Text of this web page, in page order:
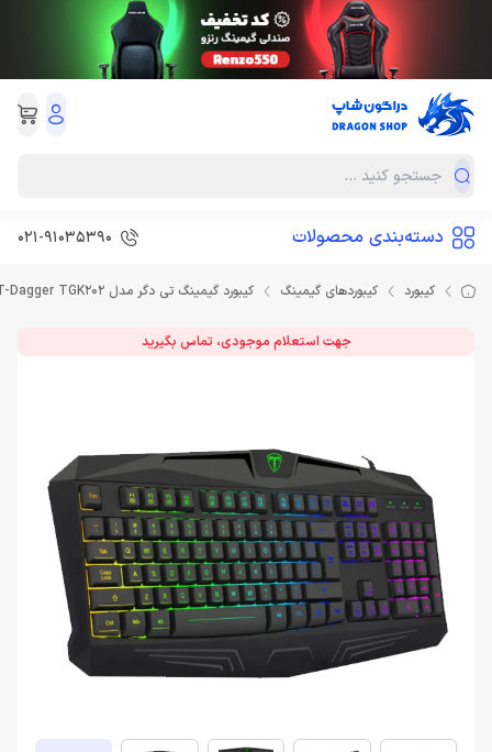
دسته‌بندی محصولات 021-91035390
کیبورد کیبوردهای گیمینگ کیبورد گیمینگ تی دگر مدل Keyboard Gaming T-Dagger TGK202
جهت استعلام موجودی، تماس بگیرید